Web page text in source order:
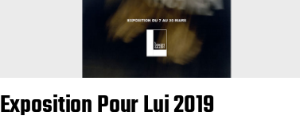
Exposition Pour Lui 2019